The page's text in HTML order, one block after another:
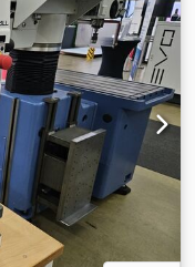
Refx Afvsr - PIVギア
- 大型クランピング
よる送り - 240mmの
イベルテーブル - 緊
ークフリート・ボルツ
ルトムント - ヴァンベ